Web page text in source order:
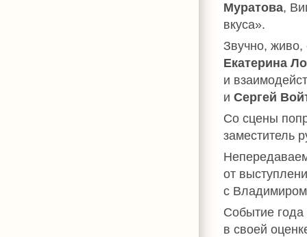
Муратова,
вкуса».
Звучно,
Екатерина
и
и Сергей
Со сцены
заместитель
от
с
Событие
в своей